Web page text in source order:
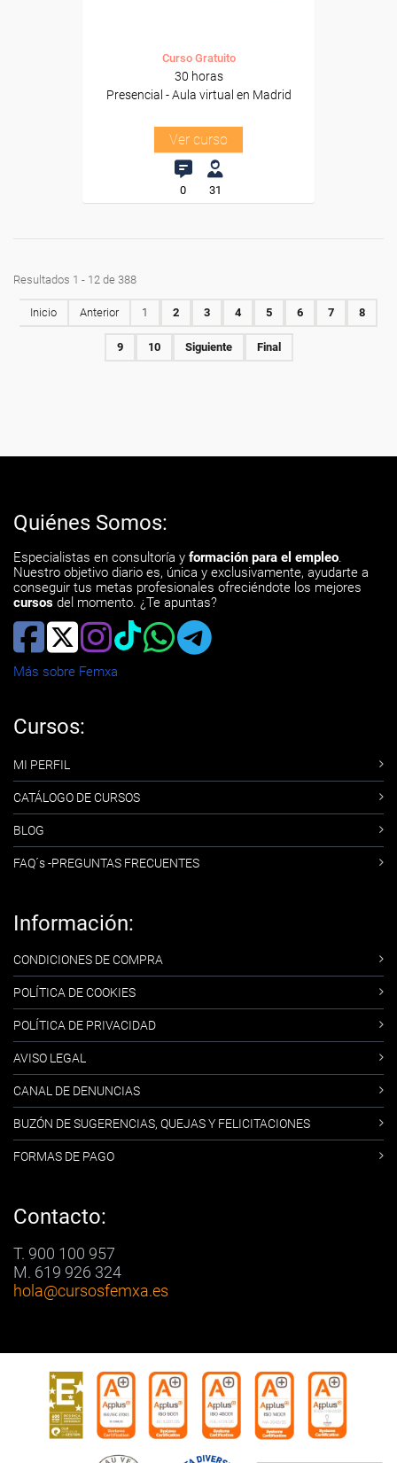
Curso Gratuito
30 horas
Presencial - Aula virtual en Madrid
Ver curso
0 31
Resultados 1 - 12 de 388
Inicio Anterior 1 2 3 4 5 6 7 8
9 10 Siguiente Final
Quiénes Somos:
Especialistas en consultoría y formación para el empleo.
Nuestro objetivo diario es, única y exclusivamente, ayudarte a
conseguir tus metas profesionales ofreciéndote los mejores
cursos del momento. ¿Te apuntas?
Más sobre Femxa
Cursos:
MI PERFIL
CATÁLOGO DE CURSOS
BLOG
FAQ´s -PREGUNTAS FRECUENTES
Información:
CONDICIONES DE COMPRA
POLÍTICA DE COOKIES
POLÍTICA DE PRIVACIDAD
AVISO LEGAL
CANAL DE DENUNCIAS
BUZÓN DE SUGERENCIAS, QUEJAS Y FELICITACIONES
FORMAS DE PAGO
Contacto:
T. 900 100 957
M. 619 926 324
hola@cursosfemxa.es